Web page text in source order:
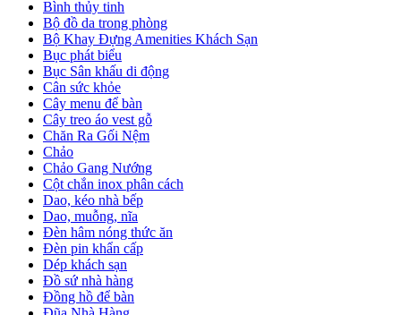
Bình thủy tinh
Bộ đồ da trong phòng
Bộ Khay Đựng Amenities Khách Sạn
Bục phát biểu
Bục Sân khấu di động
Cân sức khỏe
Cây menu để bàn
Cây treo áo vest gỗ
Chăn Ra Gối Nệm
Chảo
Chảo Gang Nướng
Cột chắn inox phân cách
Dao, kéo nhà bếp
Dao, muỗng, nĩa
Đèn hâm nóng thức ăn
Đèn pin khẩn cấp
Dép khách sạn
Đồ sứ nhà hàng
Đồng hồ để bàn